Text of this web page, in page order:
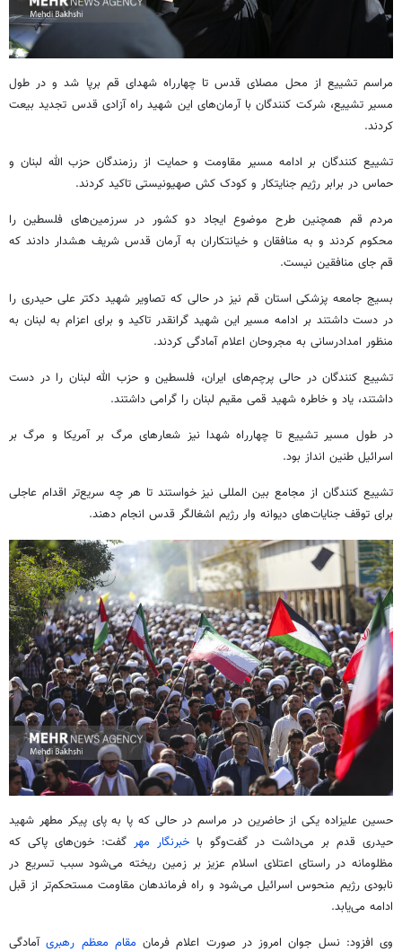
مراسم تشییع از محل مصلای قدس تا چهارراه شهدای قم برپا شد و در طول
مسیر تشییع، شرکت کنندگان با آرمان‌های این شهید راه آزادی قدس تجدید بیعت
کردند.
تشییع کنندگان بر ادامه مسیر مقاومت و حمایت از رزمندگان حزب الله لبنان و
حماس در برابر رژیم جنایتکار و کودک کش صهیونیستی تاکید کردند.
مردم قم همچنین طرح موضوع ایجاد دو کشور در سرزمین‌های فلسطین را
محکوم کردند و به منافقان و خیانتکاران به آرمان قدس شریف هشدار دادند که
قم جای منافقین نیست.
بسیج جامعه پزشکی استان قم نیز در حالی که تصاویر شهید دکتر علی حیدری را
در دست داشتند بر ادامه مسیر این شهید گرانقدر تاکید و برای اعزام به لبنان به
منظور امدادرسانی به مجروحان اعلام آمادگی کردند.
تشییع کنندگان در حالی پرچم‌های ایران، فلسطین و حزب الله لبنان را در دست
داشتند، یاد و خاطره شهید قمی مقیم لبنان را گرامی داشتند.
در طول مسیر تشییع تا چهارراه شهدا نیز شعارهای مرگ بر آمریکا و مرگ بر
اسرائیل طنین انداز بود.
تشییع کنندگان از مجامع بین المللی نیز خواستند تا هر چه سریع‌تر اقدام عاجلی
برای توقف جنایات‌های دیوانه وار رژیم اشغالگر قدس انجام دهند.
حسین علیزاده یکی از حاضرین در مراسم در حالی که پا به پای پیکر مطهر شهید
حیدری قدم بر می‌داشت در گفت‌وگو با خبرنگار مهر گفت: خون‌های پاکی که
مظلومانه در راستای اعتلای اسلام عزیز بر زمین ریخته می‌شود سبب تسریع در
نابودی رژیم منحوس اسرائیل می‌شود و راه فرماندهان مقاومت مستحکم‌تر از قبل
ادامه می‌یابد.
وی افزود: نسل جوان امروز در صورت اعلام فرمان مقام معظم رهبریآمادگی